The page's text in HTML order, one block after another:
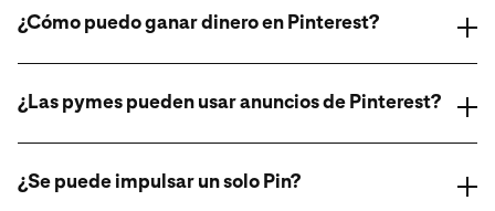
¿Cómo puedo ganar dinero en Pinterest?
¿Las pymes pueden usar anuncios de Pinterest?
¿Se puede impulsar un solo Pin?